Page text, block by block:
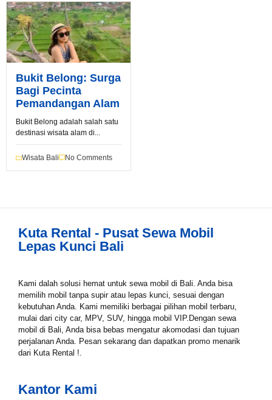
Bukit Belong: Surga
Bagi Pecinta
Pemandangan Alam
Bukit Belong adalah salah satu
destinasi wisata alam di...
Wisata Bali No Comments
Kuta Rental - Pusat Sewa Mobil
Lepas Kunci Bali
Kami dalah solusi hemat untuk sewa mobil di Bali. Anda bisa
memilih mobil tanpa supir atau lepas kunci, sesuai dengan
kebutuhan Anda. Kami memiliki berbagai pilihan mobil terbaru,
mulai dari city car, MPV, SUV, hingga mobil VIP.Dengan sewa
mobil di Bali, Anda bisa bebas mengatur akomodasi dan tujuan
perjalanan Anda. Pesan sekarang dan dapatkan promo menarik
dari Kuta Rental !.
Book via WhatsApp
Pilih Mobil*
Tipe Sewa*
Nama*
Tgl Mulai*
Tgl Selesai*
Kantor Kami